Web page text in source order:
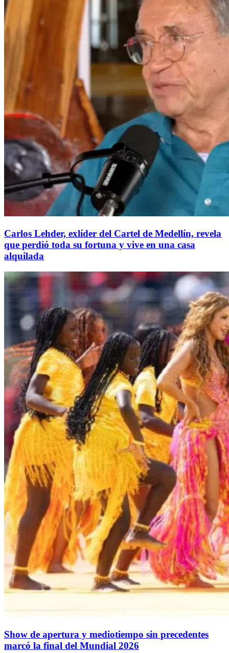
Carlos Lehder, exlíder del Cartel de Medellín, revela
que perdió toda su fortuna y vive en una casa
alquilada
Show de apertura y mediotiempo sin precedentes
marcó la final del Mundial 2026